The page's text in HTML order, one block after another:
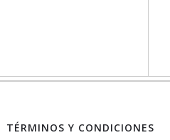
TÉRMINOS Y CONDICIONES